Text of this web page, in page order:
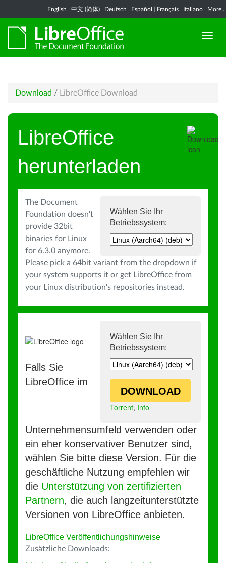
English 中文 (简体) Deutsch Español Français Italiano More...
Download / LibreOffice Download
LibreOffice
herunterladen
Wählen Sie Ihr
Betriebssystem:
The Document
Foundation doesn't
provide 32bit
binaries for Linux
for 6.3.0 anymore.
Please pick a 64bit variant from the dropdown if
your system supports it or get LibreOffice from
your Linux distribution's repositories instead.
Wählen Sie Ihr
Betriebssystem:
DOWNLOAD
Torrent, Info
Falls Sie
LibreOffice im
Unternehmensumfeld verwenden oder
ein eher konservativer Benutzer sind,
wählen Sie bitte diese Version. Für die
geschäftliche Nutzung empfehlen wir
die Unterstützung von zertifizierten
Partnern, die auch langzeitunterstützte
Versionen von LibreOffice anbieten.
LibreOffice Veröffentlichungshinweise
Zusätzliche Downloads: